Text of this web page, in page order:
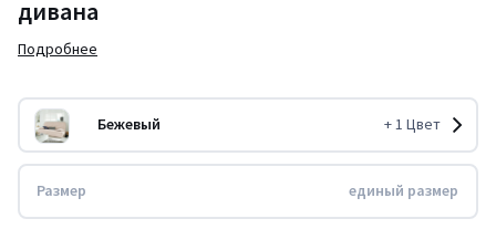
дивана
Подробнее
Бежевый +1 Цвет
Размер единый размер